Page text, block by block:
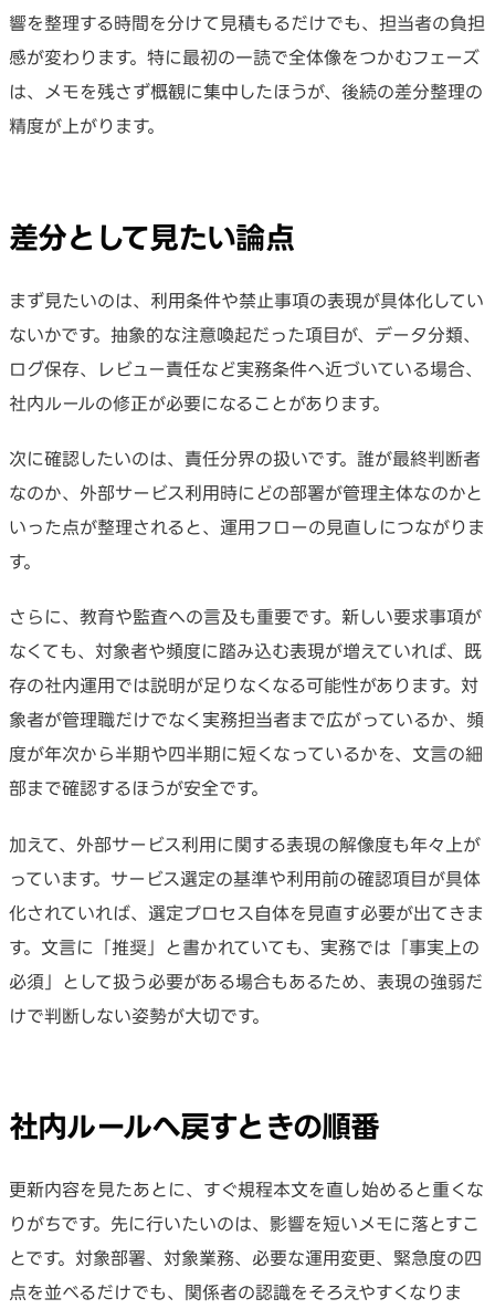
響を整理する時間を分けて見積もるだけでも、担当者の負担
感が変わります。特に最初の一読で全体像をつかむフェーズ
は、メモを残さず概観に集中したほうが、後続の差分整理の
精度が上がります。
差分として見たい論点
まず見たいのは、利用条件や禁止事項の表現が具体化してい
ないかです。抽象的な注意喚起だった項目が、データ分類、
ログ保存、レビュー責任など実務条件へ近づいている場合、
社内ルールの修正が必要になることがあります。
次に確認したいのは、責任分界の扱いです。誰が最終判断者
なのか、外部サービス利用時にどの部署が管理主体なのかと
いった点が整理されると、運用フローの見直しにつながりま
す。
さらに、教育や監査への言及も重要です。新しい要求事項が
なくても、対象者や頻度に踏み込む表現が増えていれば、既
存の社内運用では説明が足りなくなる可能性があります。対
象者が管理職だけでなく実務担当者まで広がっているか、頻
度が年次から半期や四半期に短くなっているかを、文言の細
部まで確認するほうが安全です。
加えて、外部サービス利用に関する表現の解像度も年々上が
っています。サービス選定の基準や利用前の確認項目が具体
化されていれば、選定プロセス自体を見直す必要が出てきま
す。文言に「推奨」と書かれていても、実務では「事実上の
必須」として扱う必要がある場合もあるため、表現の強弱だ
けで判断しない姿勢が大切です。
社内ルールへ戻すときの順番
更新内容を見たあとに、すぐ規程本文を直し始めると重くな
りがちです。先に行いたいのは、影響を短いメモに落とすこ
とです。対象部署、対象業務、必要な運用変更、緊急度の四
点を並べるだけでも、関係者の認識をそろえやすくなりま